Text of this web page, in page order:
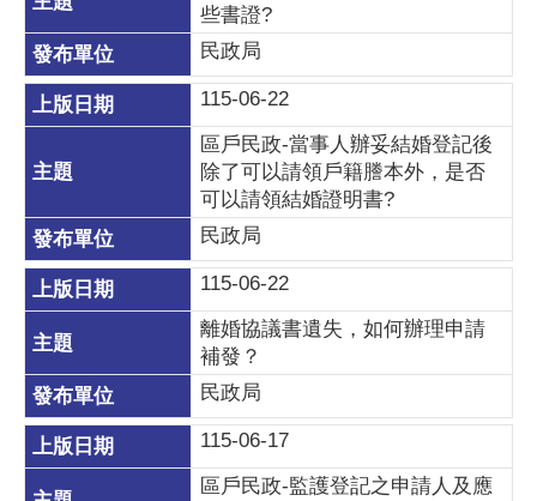
些書證?
民政局
115-06-22
區戶民政-當事人辦妥結婚登記後
除了可以請領戶籍謄本外，是否
可以請領結婚證明書?
民政局
115-06-22
離婚協議書遺失，如何辦理申請
補發？
民政局
115-06-17
區戶民政-監護登記之申請人及應